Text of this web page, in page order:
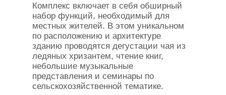
Комплекс включает в себя обширный
набор функций, необходимый для
местных жителей. В этом уникальном
по расположению и архитектуре
зданию проводятся дегустации чая из
ледяных хризантем, чтение книг,
небольшие музыкальные
представления и семинары по
сельскохозяйственной тематике.